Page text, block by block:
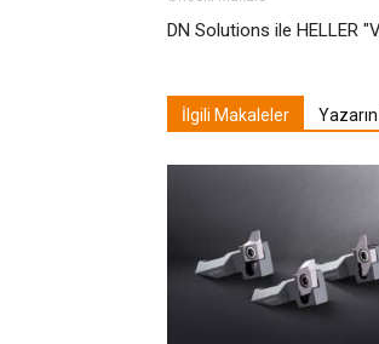
DN Solutions ile HELLER
İlgili Makaleler